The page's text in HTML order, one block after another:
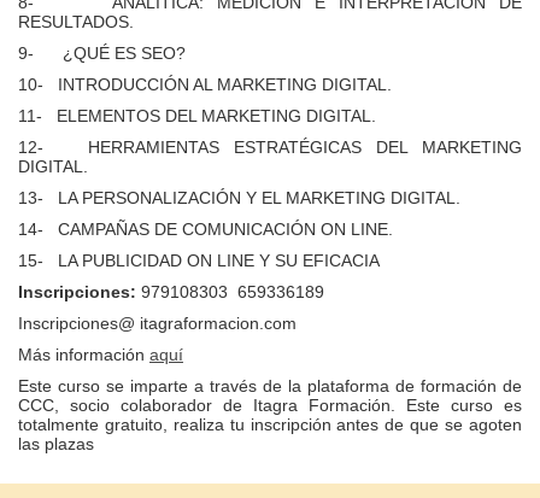
RESULTADOS.
9- ¿QUÉ ES SEO?
10- INTRODUCCIÓN AL MARKETING DIGITAL.
11- ELEMENTOS DEL MARKETING DIGITAL.
12- HERRAMIENTAS ESTRATÉGICAS DEL MARKETING
DIGITAL.
13- LA PERSONALIZACIÓN Y EL MARKETING DIGITAL.
14- CAMPAÑAS DE COMUNICACIÓN ON LINE.
15- LA PUBLICIDAD ON LINE Y SU EFICACIA
Inscripciones: 979108303 659336189
Inscripciones@ itagraformacion.com
Más información aquí
Este curso se imparte a través de la plataforma de formación de
CCC, socio colaborador de Itagra Formación. Este curso es
totalmente gratuito, realiza tu inscripción antes de que se agoten
las plazas